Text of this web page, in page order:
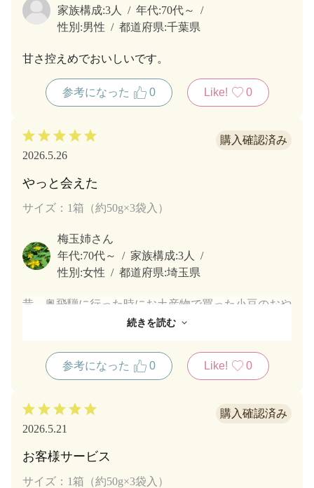
家族構成:3人 年代:70代～
性別:男性 都道府県:千葉県
甘さ控えめでおいしいです。
参考になった 0 Like! 0
2026.5.26
やっと会えた
サイズ：1箱（約50g×3袋入）
梅玉姉さん
年代:70代～ 家族構成:3人
性別:女性 都道府県:埼玉県
昔、奥飛騨に行った時にお土産物で買った小豆のおや
つの美味しさが忘れられずにいました。どこを探して
のかと諦めてましたが、やっと見つけて通販で気軽に
買えて嬉しいです。有難うございました。これからも
らでも食べられますよ。お勧めです
続きを読む
参考になった 0 Like! 0
2026.5.21
お客様サービス
サイズ：1箱（約50g×3袋入）